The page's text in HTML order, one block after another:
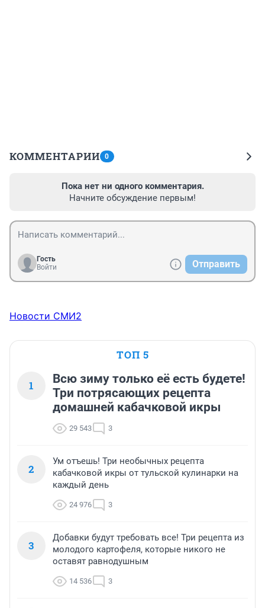
КОММЕНТАРИИ 0
Пока нет ни одного комментария.
Начните обсуждение первым!
Гость
Войти
Отправить
Новости СМИ2
ТОП 5
1
Всю зиму только её есть будете!
Три потрясающих рецепта
домашней кабачковой икры
29 543 3
2
Ум отъешь! Три необычных рецепта
кабачковой икры от тульской кулинарки на
каждый день
24 976 3
3
Добавки будут требовать все! Три рецепта из
молодого картофеля, которые никого не
оставят равнодушным
14 536 3